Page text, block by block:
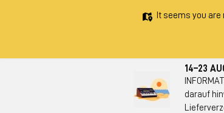
It seems you
14–23
darauf